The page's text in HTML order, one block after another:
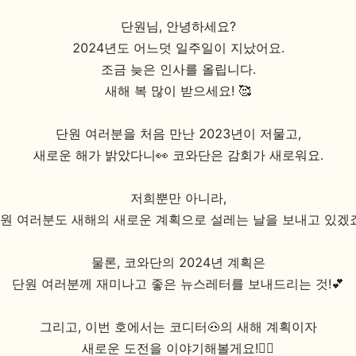
단원님, 안녕하세요?
2024년도 어느덧 일주일이 지났어요.
조금 늦은 인사를 올립니다.
새해 복 많이 받으세요! 🥰
단원 여러분을 처음 만난 2023년이 저물고,
새로운 해가 밝았다니👀 코와단은 감회가 새로워요.
저희뿐만 아니라,
여러분도 새해의 새로운 계획으로 설레는 날을 보내고 있겠
물론, 코와단의 2024년 계획은
단원 여러분께 재미나고 좋은 뉴스레터를 보내드리는 것!💕
그리고, 이번 호에서는 코디터🐽의 새해 계획이자
새로운 도전을 이야기해볼게요!🏃‍♀️